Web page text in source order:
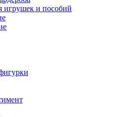
игрушек и пособий